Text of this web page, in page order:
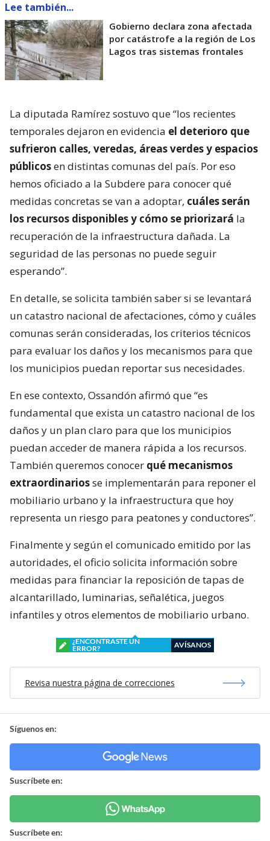
Lee también...
Gobierno declara zona afectada
por catástrofe a la región de Los
Lagos tras sistemas frontales
La diputada Ramírez sostuvo que “los recientes
temporales dejaron en evidencia el deterioro que
sufrieron calles, veredas, áreas verdes y espacios
públicosen distintas comunas del país. Por eso
hemos oficiado a la Subdere para conocer qué
medidas concretas se van a adoptar, cuáles serán
los recursos disponibles y cómo se priorizará la
recuperación de la infraestructura dañada. La
seguridad de las personas no puede seguir
esperando”.
En detalle, se solicita también saber si se levantará
un catastro nacional de afectaciones, cómo y cuáles
comunas serán consideradas, los criterios técnicos
para evaluar los daños y los mecanismos para que
los municipios puedan reportar sus necesidades.
En ese contexto, Ossandón afirmó que “es
fundamental que exista un catastro nacional de los
daños y un plan claro para que los municipios
puedan acceder de manera rápida a los recursos.
También queremos conocer qué mecanismos
extraordinariosse implementarán para reponer el
mobiliario urbano y la infraestructura que hoy
representa un riesgo para peatones y conductores”.
Finalmente y según el comunicado emitido por las
autoridades, el oficio solicita información sobre
medidas para financiar la reposición de tapas de
alcantarillado, luminarias, señalética, juegos
infantiles y otros elementos de mobiliario urbano.
¿ENCONTRASTE UN
ERROR?
AVÍSANOS
Revisa nuestra página de correcciones
Síguenos en:
Suscríbete en:
Suscríbete en: